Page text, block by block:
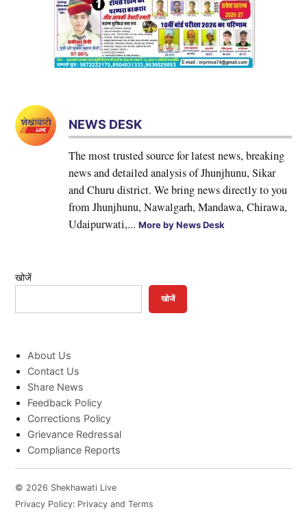
NEWS DESK
The most trusted source for latest news, breaking
news and detailed analysis of Jhunjhunu, Sikar
and Churu district. We bring news directly to you
from Jhunjhunu, Nawalgarh, Mandawa, Chirawa,
Udaipurwati,...More by News Desk
खोजें
खोजें
About Us
Contact Us
Share News
Feedback Policy
Corrections Policy
Grievance Redressal
Compliance Reports
© 2026 Shekhawati Live
Privacy Policy: Privacy and Terms